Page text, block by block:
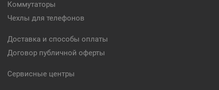
Коммутаторы
Чехлы для телефонов
Доставка и способы оплаты
Договор публичной оферты
Сервисные центры